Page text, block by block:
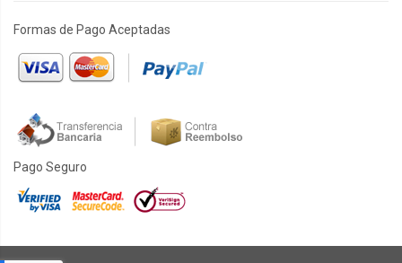
Formas de Pago Aceptadas
Pago Seguro